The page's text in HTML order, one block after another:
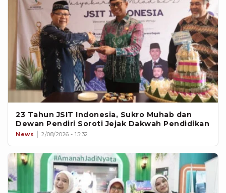
23 Tahun JSIT Indonesia, Sukro Muhab dan
Dewan Pendiri Soroti Jejak Dakwah Pendidikan
News 2/08/2026 - 15:32